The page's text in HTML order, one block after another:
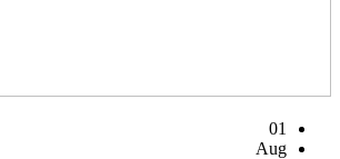
01
Aug